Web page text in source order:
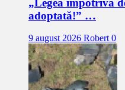
„Legea împotriva
adoptată!” …
9 august 2026 Robert0